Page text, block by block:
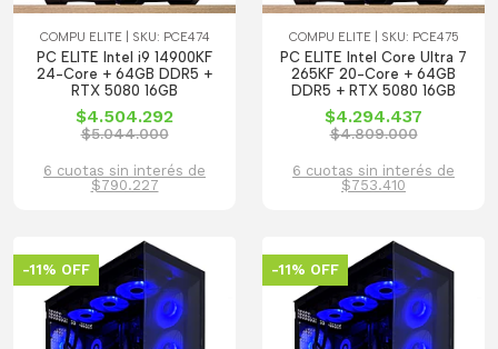
COMPU ELITE | SKU: PCE474
PC ELITE Intel i9 14900KF
24-Core + 64GB DDR5 +
RTX 5080 16GB
$4.504.292
$5.044.000
6 cuotas sin interés de
$790.227
COMPU ELITE | SKU: PCE475
PC ELITE Intel Core Ultra 7
265KF 20-Core + 64GB
DDR5 + RTX 5080 16GB
$4.294.437
$4.809.000
6 cuotas sin interés de
$753.410
-11% OFF -11% OFF